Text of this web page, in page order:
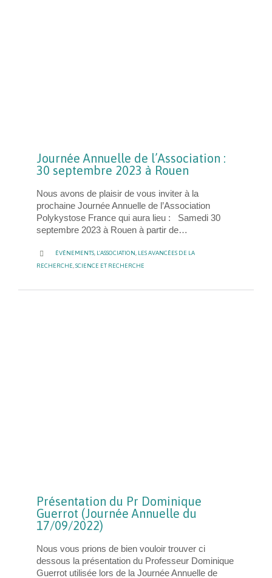
Journée Annuelle de l’Association :
30 septembre 2023 à Rouen
Nous avons de plaisir de vous inviter à la
prochaine Journée Annuelle de l’Association
Polykystose France qui aura lieu : Samedi 30
septembre 2023 à Rouen à partir de…
 CATEGORY
ÉVÉNEMENTS, L'ASSOCIATION, LES AVANCÉES DE LA
RECHERCHE,SCIENCE ET RECHERCHE
Présentation du Pr Dominique
Guerrot (Journée Annuelle du
17/09/2022)
Nous vous prions de bien vouloir trouver ci
dessous la présentation du Professeur Dominique
Guerrot utilisée lors de la Journée Annuelle de